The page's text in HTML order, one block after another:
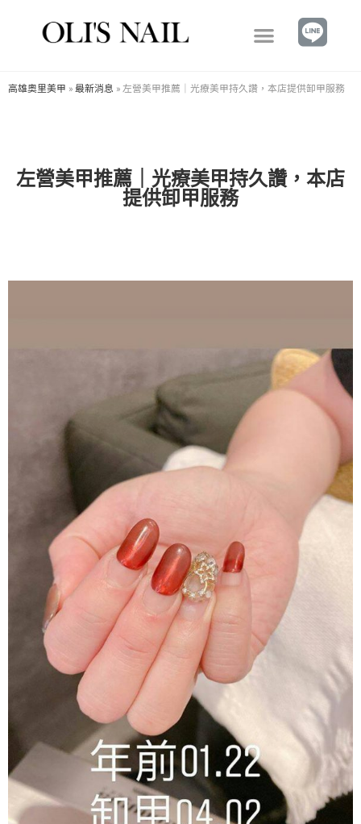
高雄奧里美甲 » 最新消息 » 左營美甲推薦｜光療美甲持久讚，本店提供卸甲服務
左營美甲推薦｜光療美甲持久讚，本店
提供卸甲服務